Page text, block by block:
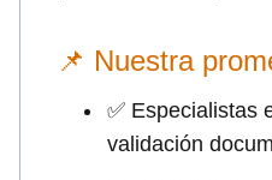
📌 Nuestra
✅ Especialistas
validación